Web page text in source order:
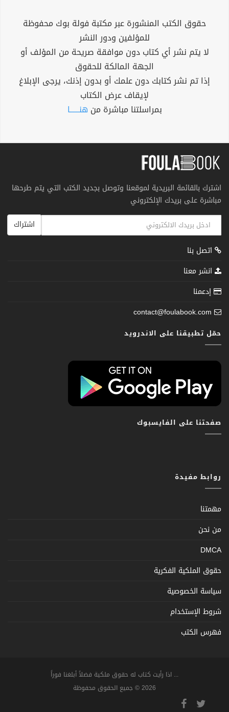
حقوق الكتب المنشورة عبر مكتبة فولة بوك محفوظة
للمؤلفين ودور النشر
لا يتم نشر أي كتاب دون موافقة صريحة من المؤلف أو
الجهة المالكة للحقوق
إذا تم نشر كتابك دون علمك أو بدون إذنك، يرجى الإبلاغ
لإيقاف عرض الكتاب
بمراسلتنا مباشرة من هنــــــا
اشترك بالقائمة البريدية لموقعنا وتوصل بجديد الكتب التي يتم طرحها
مباشرة على بريدك الإلكتروني
اشتراك
اتصل بنا
انشر معنا
إدعمنا
contact@foulabook.com
حمّل تطبيقنا على الاندرويد
صفحتنا على الفايسبوك
روابط مفيدة
مهمتنا
من نحن
DMCA
حقوق الملكية الفكرية
سياسة الخصوصية
شروط الإستخدام
فهرس الكتب
... اذا رأيت كتاب له حقوق ملكية فضلاً أبلغنا فوراً
2026 © جميع الحقوق محفوظة